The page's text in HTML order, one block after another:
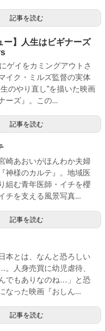
記事を読む
ー】人生はビギナーズ
ゲイをカミングアウトさ
イク・ミルズ監督の実体
のやり直し”を描いた映画
ーズ』。この...
記事を読む
崎あおいがほんわか夫婦
神様のカルテ』。地域医
組む青年医師・イチを櫻
チを支える風景写真...
記事を読む
本とは、なんと恐ろしい
。人身売買に幼児虐待、
でもありなのね…」と恐
なった映画『おしん...
記事を読む